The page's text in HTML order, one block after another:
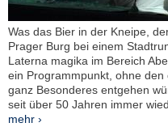
Was das Bier in der Kneipe,
Prager Burg bei einem
Laterna magika im Bereich
ein Programmpunkt, ohne
ganz Besonderes entgehen
seit über 50 Jahren immer
mehr ›